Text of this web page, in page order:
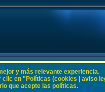
y más relevante experiencia.
en "Políticas (cookies | aviso
que acepte las políticas.